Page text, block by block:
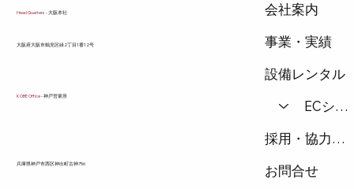
Head Quarters- 大阪本社
​大阪府大阪市鶴見区緑2丁目1番12号
KOBE Office- 神戸営業所
兵庫県神戸市西区神出町古神756
会社案内
事業・実績
設備レンタル
ECショップ
採用・協力会社
お問合せ